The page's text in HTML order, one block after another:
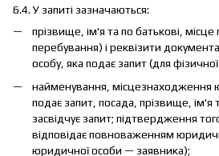
6.4. У запиті зазначаються:
прізвище, ім'я та по батькові,
перебування) і реквізити
особу, яка подає запит (для
найменування, місцезнаходження
подає запит, посада, прізвище, ім'я
засвідчує запит; підтвердження
відповідає повноваженням
юридичної особи — заявника);